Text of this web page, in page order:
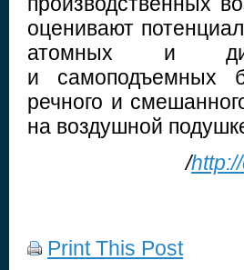
оценивают
атомных и
и самоподъемных
речного и
на воздушной
/
Print This Post